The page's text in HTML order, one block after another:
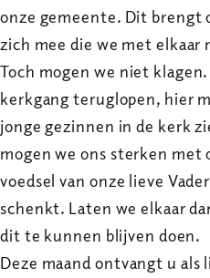
onze gemeente. Dit brengt
zich mee die we met elkaar
Toch mogen we niet
kerkgang teruglopen, hier
jonge gezinnen in de kerk
mogen we ons sterken met
voedsel van onze lieve
schenkt. Laten we elkaar
dit te kunnen blijven doen.
Deze maand ontvangt u als